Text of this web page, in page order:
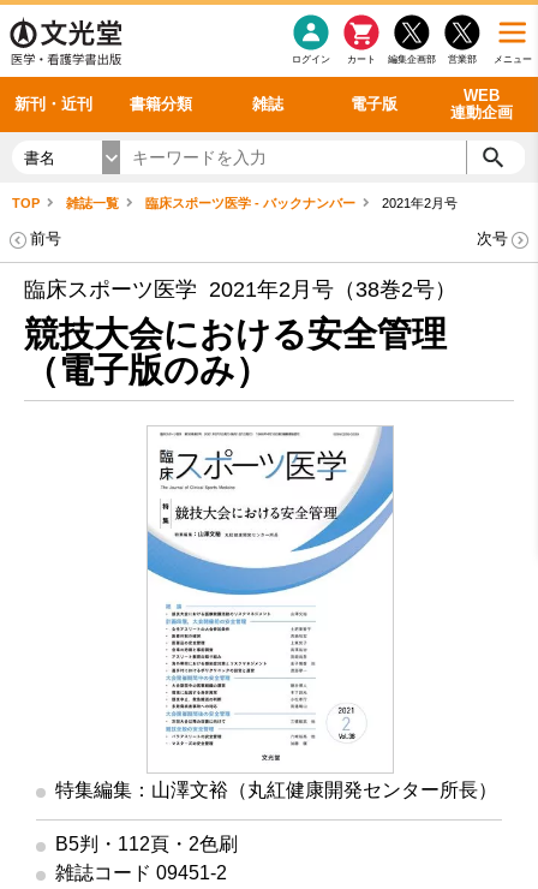
メニュー
営業部
編集企画部
カート
ログイン
新刊・近刊 書籍分類 雑誌 電子版
WEB
連動企画
感染症 老年医学
看護・介護
呼吸器
循環器
シリーズ一覧
雑誌投稿規定
理学療法
雑誌案内・年間購読 最新号 バックナンバー
電子書籍
電子雑誌
書籍「データに基づく臨床動作分析」WEB動画
書籍「眼手術学」WEB動画
書籍「神経症候学 II 改訂第二版」 WEB動画
新刊一覧
今後の発行予定
書名
TOP 雑誌一覧 臨床スポーツ医学 - バックナンバー 2021年2月号
前号 次号
臨床スポーツ医学 2021年2月号（38巻2号）
競技大会における安全管理
（電子版のみ）
特集編集：山澤文裕（丸紅健康開発センター所長）
B5判・112頁・2色刷
雑誌コード 09451-2